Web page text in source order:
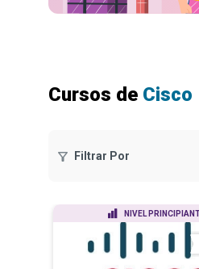
Cursos de Cisco
Filtrar Por
NIVEL